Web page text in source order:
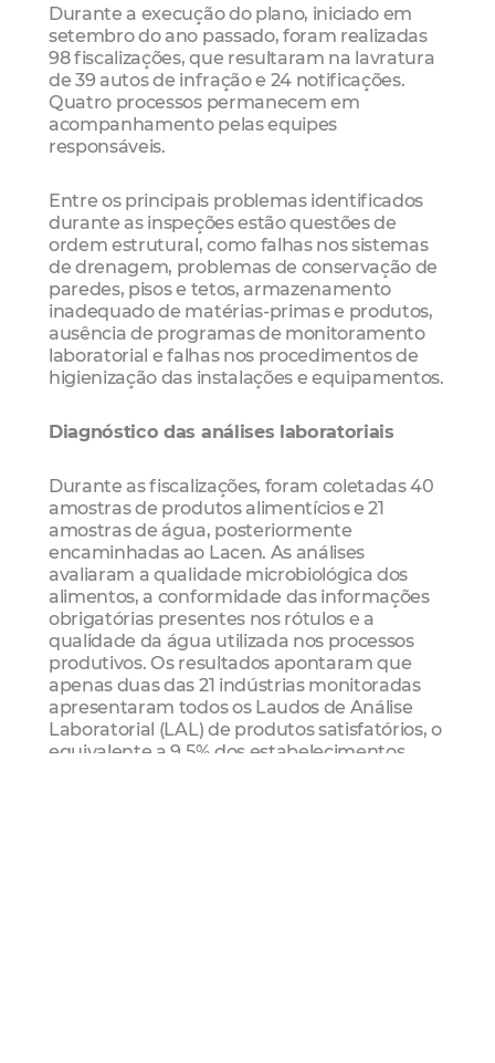
Durante a execução do plano, iniciado em
setembro do ano passado, foram realizadas
98 fiscalizações, que resultaram na lavratura
de 39 autos de infração e 24 notificações.
Quatro processos permanecem em
acompanhamento pelas equipes
responsáveis.
Entre os principais problemas identificados
durante as inspeções estão questões de
ordem estrutural, como falhas nos sistemas
de drenagem, problemas de conservação de
paredes, pisos e tetos, armazenamento
inadequado de matérias-primas e produtos,
ausência de programas de monitoramento
laboratorial e falhas nos procedimentos de
higienização das instalações e equipamentos.
Diagnóstico das análises laboratoriais
Durante as fiscalizações, foram coletadas 40
amostras de produtos alimentícios e 21
amostras de água, posteriormente
encaminhadas ao Lacen. As análises
avaliaram a qualidade microbiológica dos
alimentos, a conformidade das informações
obrigatórias presentes nos rótulos e a
qualidade da água utilizada nos processos
produtivos. Os resultados apontaram que
apenas duas das 21 indústrias monitoradas
apresentaram todos os Laudos de Análise
Laboratorial (LAL) de produtos satisfatórios, o
equivalente a 9,5% dos estabelecimentos